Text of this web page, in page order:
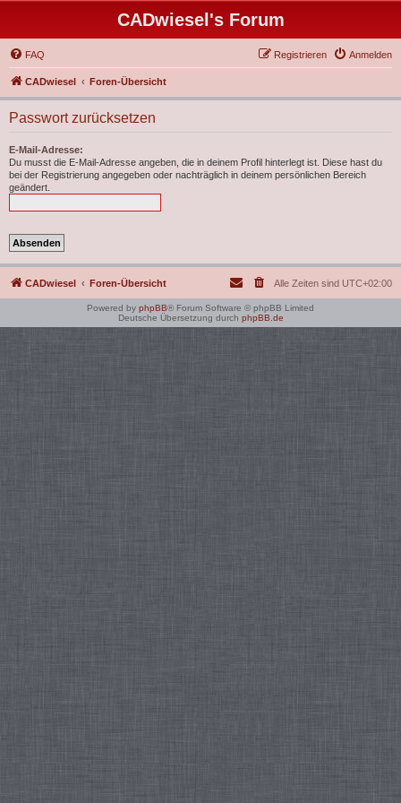
CADwiesel's Forum
FAQ Anmelden
Registrieren
CADwiesel Foren-Übersicht
Passwort zurücksetzen
E-Mail-Adresse:
Du musst die E-Mail-Adresse angeben, die in deinem Profil hinterlegt ist. Diese hast du
bei der Registrierung angegeben oder nachträglich in deinem persönlichen Bereich
geändert.
CADwiesel Foren-Übersicht Alle Zeiten sind UTC+02:00
Powered by phpBB® Forum Software © phpBB Limited
Deutsche Übersetzung durch phpBB.de